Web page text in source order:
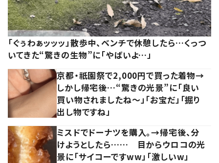
「ぐぅわぁッッッ」散歩中、ベンチで休憩したら…くっつ
いてきた“驚きの生物”に「やばいよ…」
京都・祇園祭で2,000円で買った着物→
しかし帰宅後…“驚きの光景”に「良い
買い物されましたね～」「お宝だ」「掘り
出し物ですね」
ミスドでドーナツを購入。→帰宅後、分
けようとしたら…… 目からウロコの光
景に「サイコーですww」「激しいw」